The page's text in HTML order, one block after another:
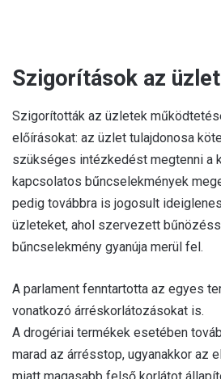
Szigorítások az
Szigorították az üzletek
előírásokat: az üzlet tulajdonosa
szükséges intézkedést megtenni a
kapcsolatos bűncselekmények
pedig továbbra is jogosult
üzleteket, ahol szervezett
bűncselekmény gyanúja merül fel.
A parlament fenntartotta az egyes
vonatkozó árréskorlátozásokat is.
A drogériai termékek esetében
marad az árrésstop, ugyanakkor az